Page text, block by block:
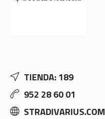
TIENDA: 189
952 28 60 01
STRADIVARIUS.COM